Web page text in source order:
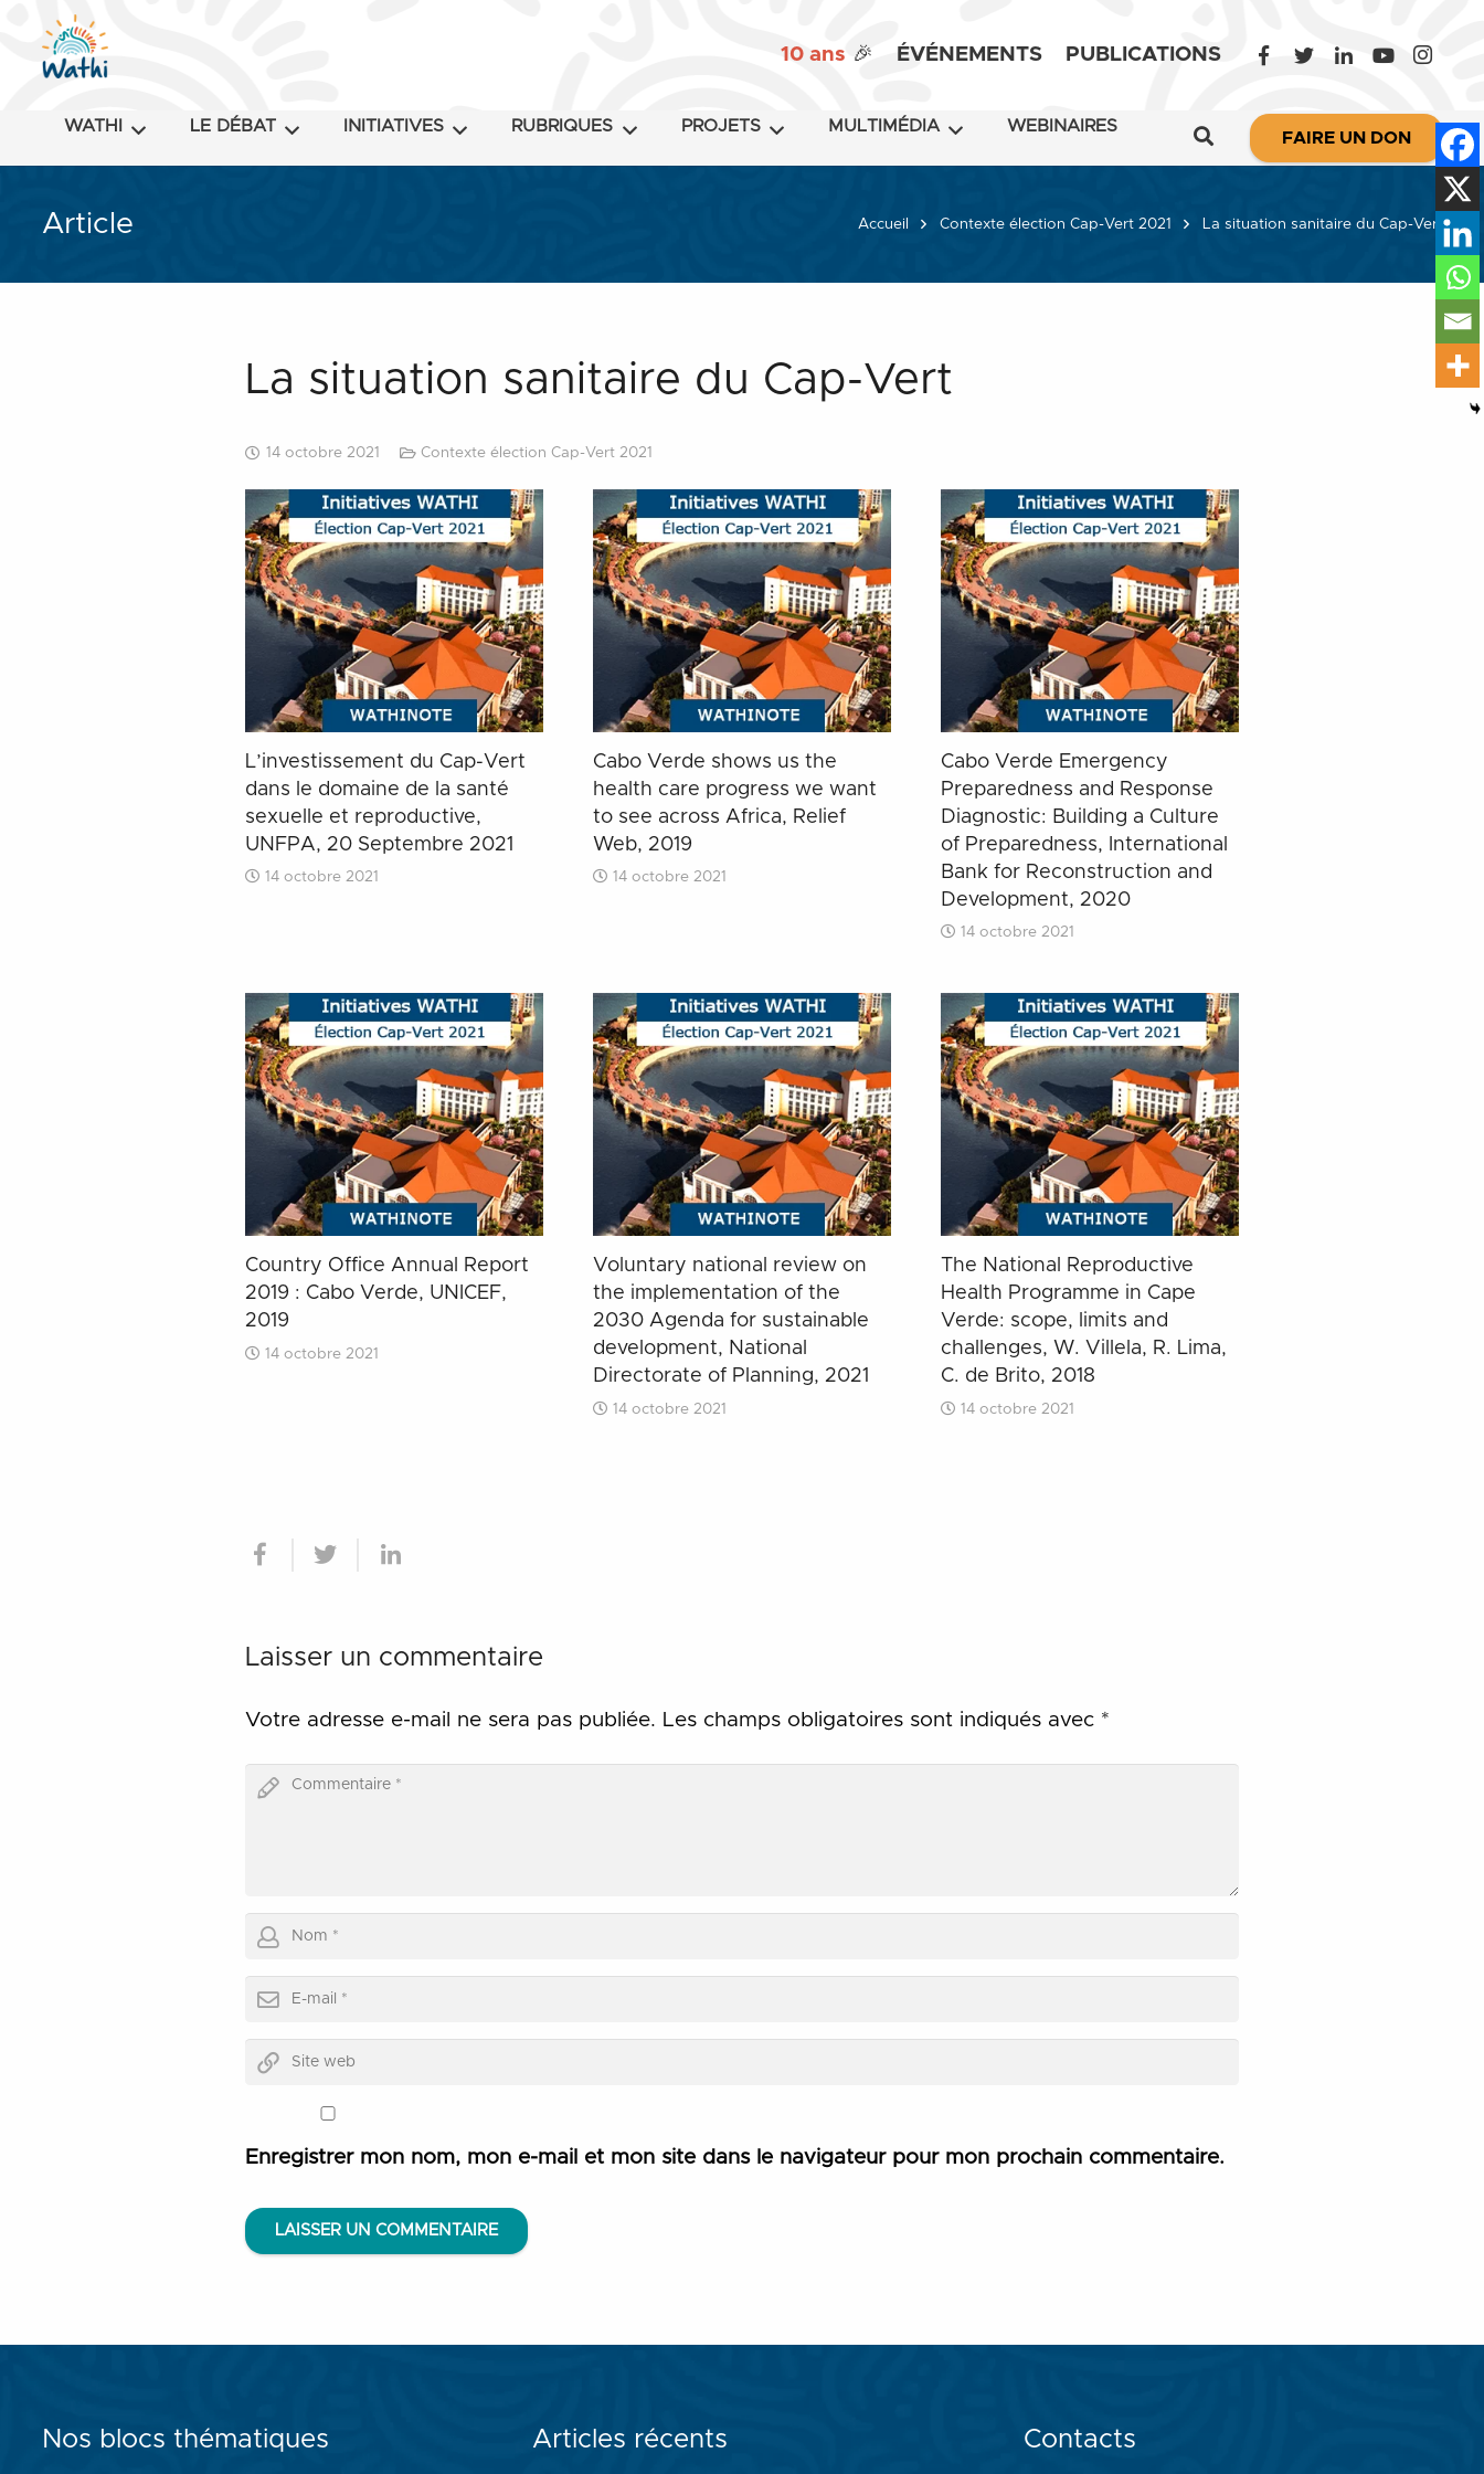
10 ans 🎉 ÉVÉNEMENTS PUBLICATIONS
WATHI LE DÉBAT INITIATIVES RUBRIQUES PROJETS MULTIMÉDIA WEBINAIRES
FAIRE UN DON
Article Accueil Contexte élection Cap-Vert 2021 La situation sanitaire du Cap-Vert
La situation sanitaire du Cap-Vert
14 octobre 2021 Contexte élection Cap-Vert 2021
L’investissement du Cap-Vert
dans le domaine de la santé
sexuelle et reproductive,
UNFPA, 20 Septembre 2021
14 octobre 2021
Cabo Verde shows us the
health care progress we want
to see across Africa, Relief
Web, 2019
14 octobre 2021
Cabo Verde Emergency
Preparedness and Response
Diagnostic: Building a Culture
of Preparedness, International
Bank for Reconstruction and
Development, 2020
14 octobre 2021
Country Office Annual Report
2019 : Cabo Verde, UNICEF,
2019
14 octobre 2021
Voluntary national review on
the implementation of the
2030 Agenda for sustainable
development, National
Directorate of Planning, 2021
14 octobre 2021
The National Reproductive
Health Programme in Cape
Verde: scope, limits and
challenges, W. Villela, R. Lima,
C. de Brito, 2018
14 octobre 2021
Laisser un commentaire
Votre adresse e-mail ne sera pas publiée. Les champs obligatoires sont indiqués avec *
Enregistrer mon nom, mon e-mail et mon site dans le navigateur pour mon prochain commentaire.
LAISSER UN COMMENTAIRE
Nos blocs thématiques Articles récents Contacts